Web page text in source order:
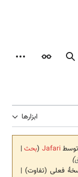
جستجوظاهر
ابزارها
Jafari
(بحث|
)
فعلی (تفاوت) |